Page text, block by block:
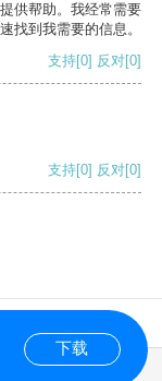
供帮助。我经常需要
找到我需要的信息。
支持[0] 反对[0]
支持[0] 反对[0]
下载